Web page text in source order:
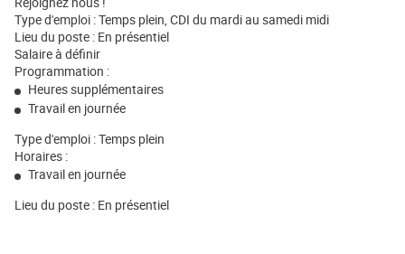
Type d'emploi : Temps plein, CDI du mardi au samedi midi
Lieu du poste : En présentiel
Salaire à définir
Programmation :
Heures supplémentaires
Travail en journée
Type d'emploi : Temps plein
Horaires :
Travail en journée
Lieu du poste : En présentiel